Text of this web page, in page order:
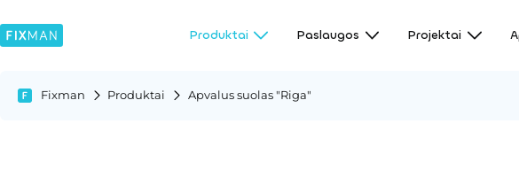
Produktai Paslaugos Projektai
Fixman Produktai Apvalus suolas "Riga"